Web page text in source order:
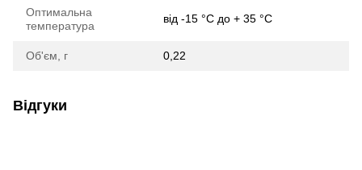
Оптимальна
температура
від -15 °С до + 35 °С
Об'єм, г 0,22
Відгуки